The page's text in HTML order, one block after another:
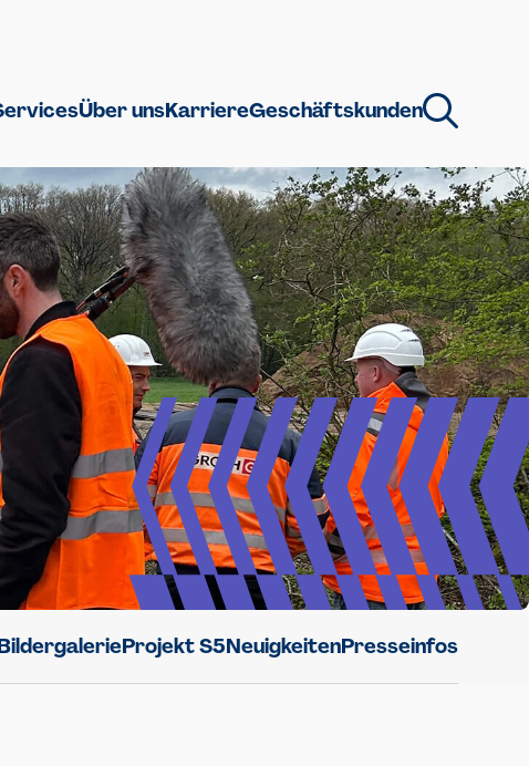
Über unsKarriereGeschäftskunden
Projekt S5NeuigkeitenPresseinfos